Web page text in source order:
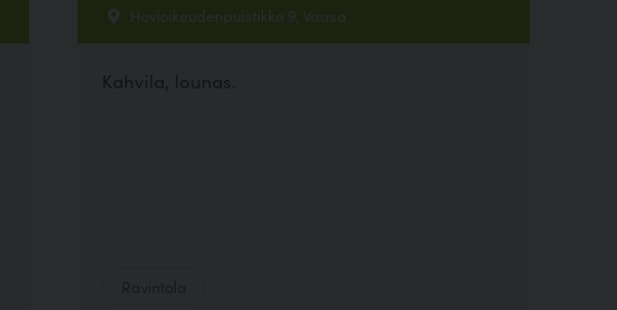
Hovioikeudenpuistikko 9, Vaasa
Kahvila, lounas.